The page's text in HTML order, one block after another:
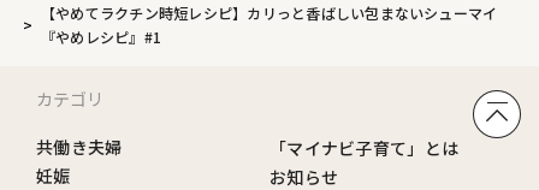
【やめてラクチン時短レシピ】カリっと香ばしい包まないシューマイ
『やめレシピ』#1
カテゴリ
共働き夫婦
妊娠
「マイナビ子育て」とは
お知らせ